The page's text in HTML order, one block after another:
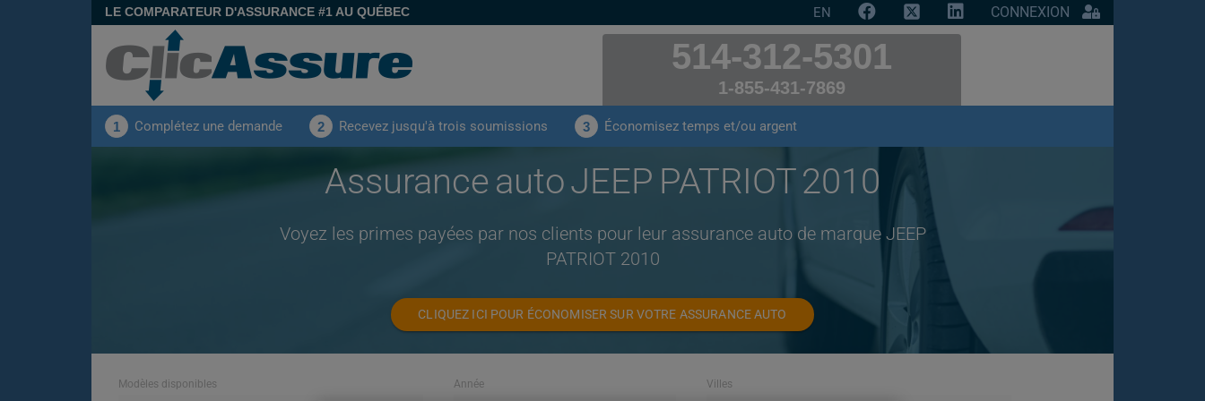
LE COMPARATEUR D'ASSURANCE #1 AU QUÉBEC EN CONNEXION
514-312-5301
1-855-431-7869
1 Complétez une demande 2 Recevez jusqu'à trois soumissions 3 Économisez temps et/ou argent
Assurance auto JEEP PATRIOT 2010
Voyez les primes payées par nos clients pour leur assurance auto de marque JEEP
PATRIOT 2010
CLIQUEZ ICI POUR ÉCONOMISER SUR VOTRE ASSURANCE AUTO
Modèles disponibles Année Villes